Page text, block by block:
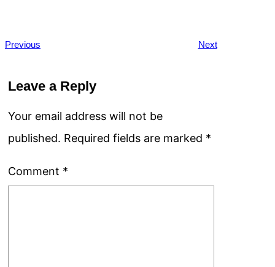
Previous Next
Leave a Reply
Your email address will not be
published. Required fields are marked *
Comment *